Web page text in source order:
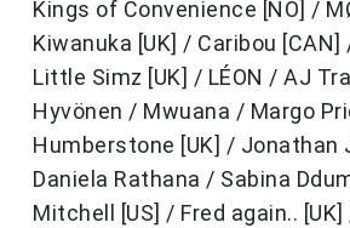
Kings of Convenience [NO] /
Kiwanuka [UK] / Caribou
Little Simz [UK] / LÉON / AJ
Hyvönen / Mwuana / Margo
Humberstone [UK] / Jonathan
Daniela Rathana / Sabina
Mitchell [US] / Fred again..